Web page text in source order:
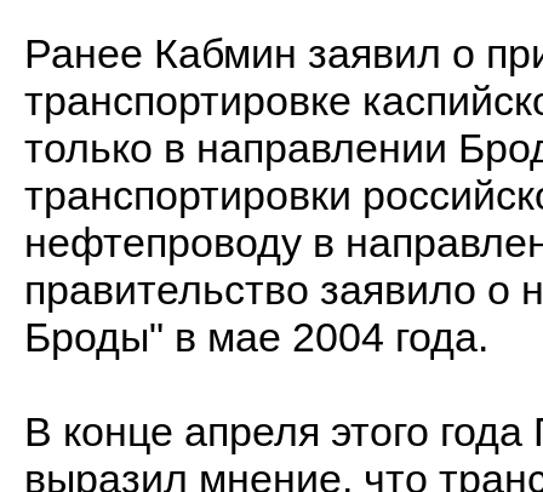
Ранее Кабмин заявил о
транспортировке
только в направлении
транспортировки
нефтепроводу в
правительство заявило о
Броды" в мае 2004 года.
В конце апреля этого
выразил мнение, что